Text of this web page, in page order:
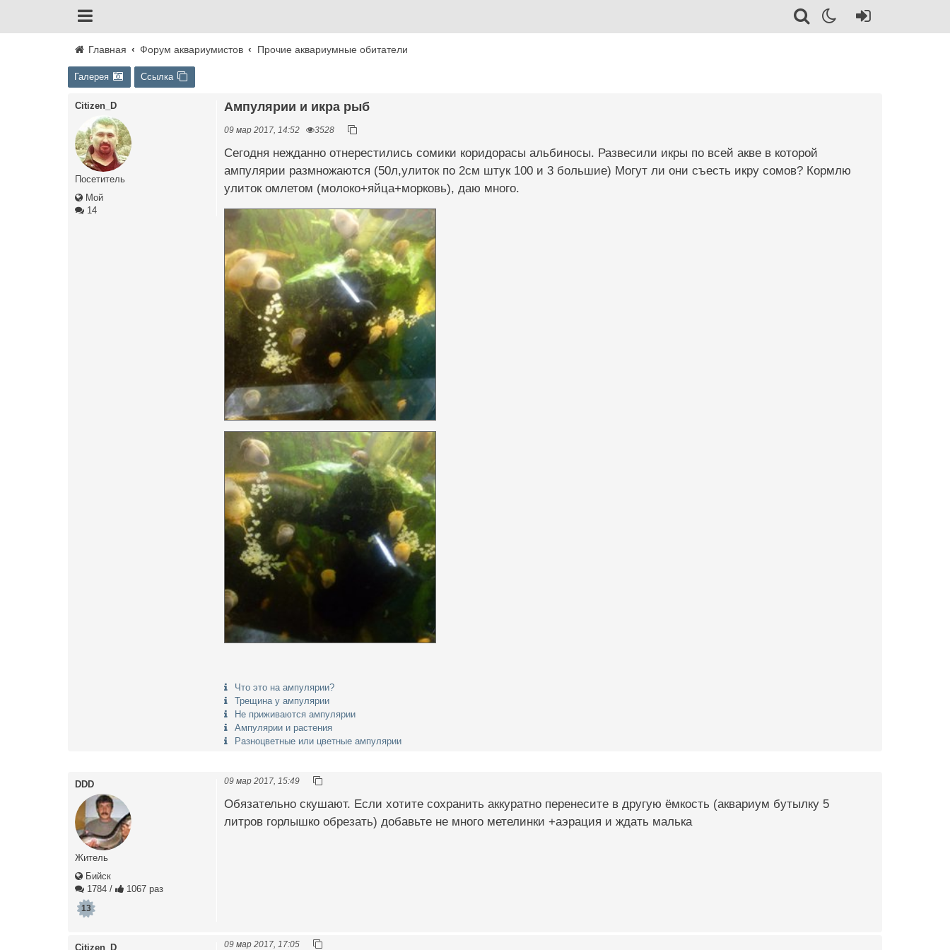
Главная Форум аквариумистов Прочие аквариумные обитатели
Галерея Ссылка
Citizen_D
Посетитель
Мой
14
Ампулярии и икра рыб
09 мар 2017, 14:52 3528
Сегодня нежданно отнерестились сомики коридорасы альбиносы. Развесили икры по всей акве в которой
ампулярии размножаются (50л,улиток по 2см штук 100 и 3 большие) Могут ли они съесть икру сомов? Кормлю
улиток омлетом (молоко+яйца+морковь), даю много.
Что это на ампулярии?
Трещина у ампулярии
Не приживаются ампулярии
Ампулярии и растения
Разноцветные или цветные ампулярии
DDD
Житель
Бийск
1784 / 1067 раз
13
09 мар 2017, 15:49
Обязательно скушают. Если хотите сохранить аккуратно перенесите в другую ёмкость (аквариум бутылку 5
литров горлышко обрезать) добавьте не много метелинки +аэрация и ждать малька
Citizen_D 09 мар 2017, 17:05